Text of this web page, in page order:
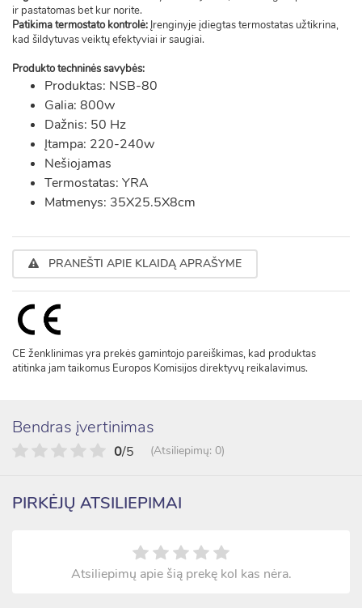
ir pastatomas bet kur norite.
Patikima termostato kontrolė:Įrenginyje įdiegtas termostatas užtikrina,
kad šildytuvas veiktų efektyviai ir saugiai.
Produkto techninės savybės:
Produktas: NSB-80
Galia: 800w
Dažnis: 50 Hz
Įtampa: 220-240w
Nešiojamas
Termostatas: YRA
Matmenys: 35X25.5X8cm
PRANEŠTI APIE KLAIDĄ APRAŠYME
CE ženklinimas yra prekės gamintojo pareiškimas, kad produktas
atitinka jam taikomus Europos Komisijos direktyvų reikalavimus.
Bendras įvertinimas
0/5 (Atsiliepimų: 0)
PIRKĖJŲ ATSILIEPIMAI
Atsiliepimų apie šią prekę kol kas nėra.